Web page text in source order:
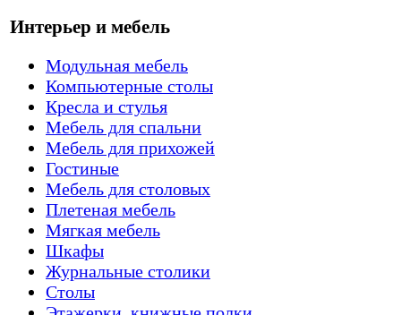
Интерьер и мебель
Модульная мебель
Компьютерные столы
Кресла и стулья
Мебель для спальни
Мебель для прихожей
Гостиные
Мебель для столовых
Плетеная мебель
Мягкая мебель
Шкафы
Журнальные столики
Столы